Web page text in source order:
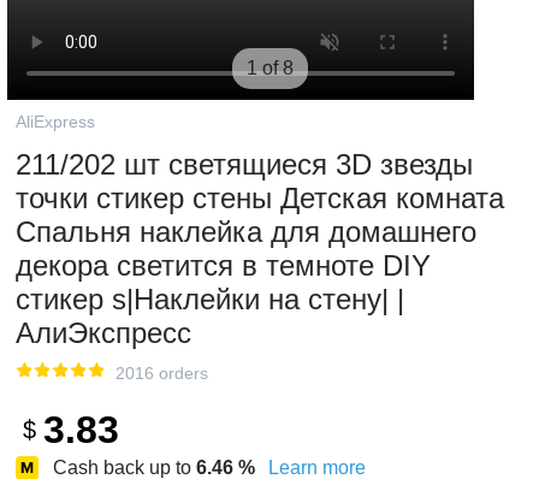
1 of 8
AliExpress
211/202 шт светящиеся 3D звезды
точки стикер стены Детская комната
Спальня наклейка для домашнего
декора светится в темноте DIY
стикер s|Наклейки на стену| |
АлиЭкспресс
2016 orders
$ 3.83
Cash back up to 6.46 % Learn more